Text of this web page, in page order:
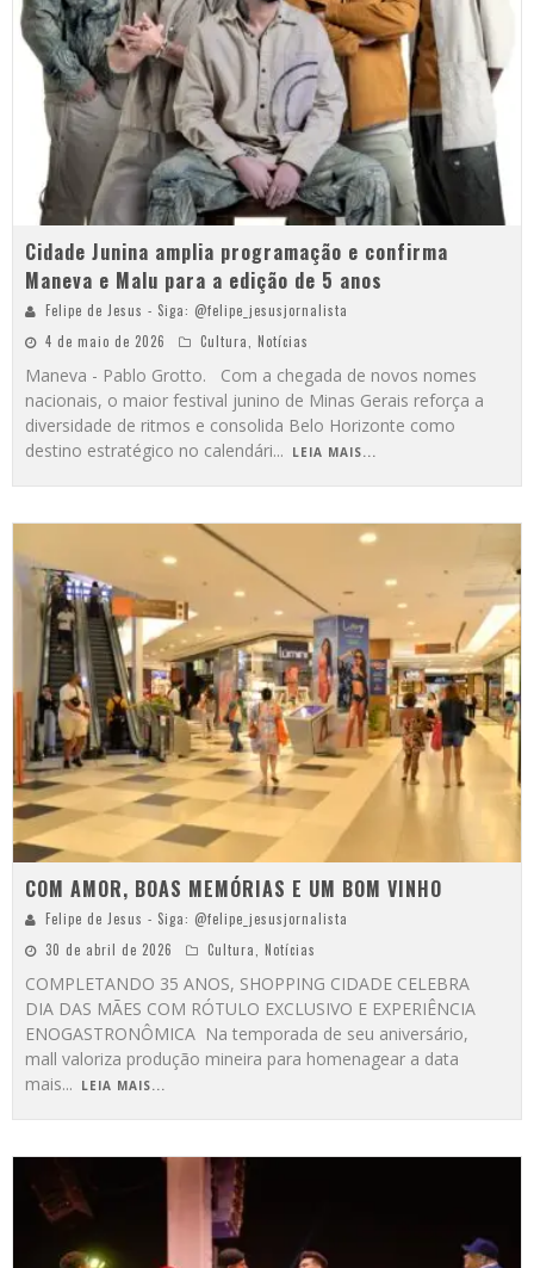
Cidade Junina amplia programação e confirma
Maneva e Malu para a edição de 5 anos
Felipe de Jesus - Siga: @felipe_jesusjornalista
4 de maio de 2026
Cultura Notícias
Maneva - Pablo Grotto. Com a chegada de novos nomes
nacionais, o maior festival junino de Minas Gerais reforça a
diversidade de ritmos e consolida Belo Horizonte como
destino estratégico no calendári... LEIA MAIS...
COM AMOR, BOAS MEMÓRIAS E UM BOM VINHO
Felipe de Jesus - Siga: @felipe_jesusjornalista
30 de abril de 2026
Cultura Notícias
COMPLETANDO 35 ANOS, SHOPPING CIDADE CELEBRA
DIA DAS MÃES COM RÓTULO EXCLUSIVO E EXPERIÊNCIA
ENOGASTRONÔMICA Na temporada de seu aniversário,
mall valoriza produção mineira para homenagear a data
mais... LEIA MAIS...